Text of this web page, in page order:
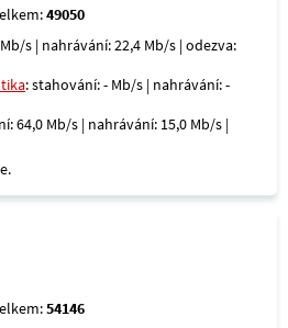
49050
s | nahrávání: 22,4 Mb/s | odezva:
: stahování: - Mb/s | nahrávání: -
64,0 Mb/s | nahrávání: 15,0 Mb/s |
54146